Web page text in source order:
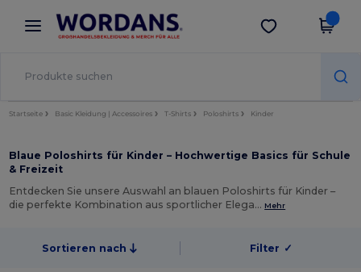
× Wordans App
Bessere Preise in der App!
App holen
Startseite Basic Kleidung | Accessoires T-Shirts Poloshirts Kinder
Blaue Poloshirts für Kinder – Hochwertige Basics für Schule
& Freizeit
Entdecken Sie unsere Auswahl an blauen Poloshirts für Kinder –
die perfekte Kombination aus sportlicher Elega… Mehr
Sortieren nach Filter ✓